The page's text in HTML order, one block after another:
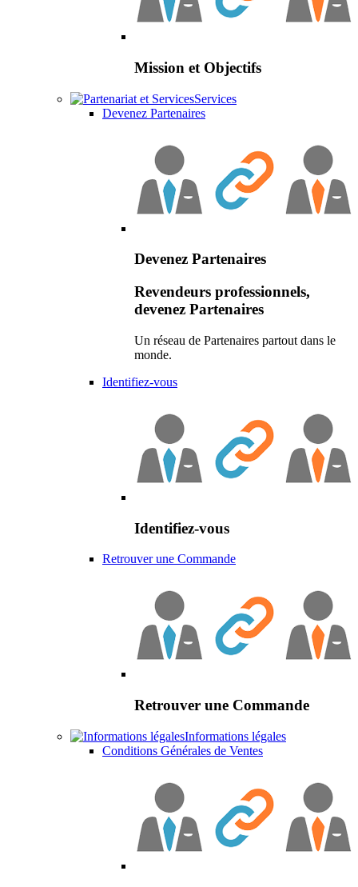
Mission et Objectifs
Services
Devenez Partenaires
Devenez Partenaires
Revendeurs professionnels,
devenez Partenaires
Un réseau de Partenaires partout dans le
monde.
Identifiez-vous
Identifiez-vous
Retrouver une Commande
Retrouver une Commande
Informations légales
Conditions Générales de Ventes